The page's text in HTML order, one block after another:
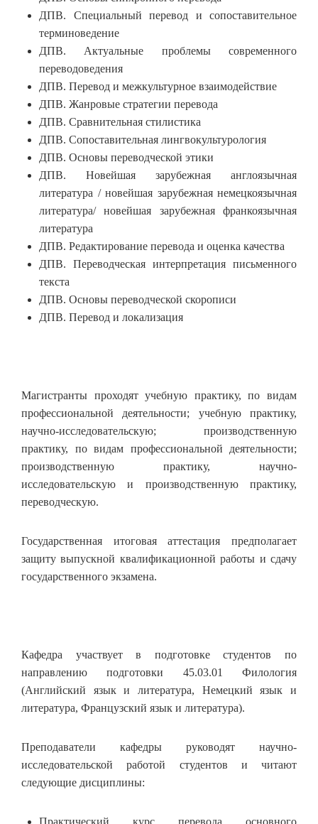
ДПВ. Специальный перевод и сопоставительное
терминоведение
ДПВ. Актуальные проблемы современного
переводоведения
ДПВ. Перевод и межкультурное взаимодействие
ДПВ. Жанровые стратегии перевода
ДПВ. Сравнительная стилистика
ДПВ. Сопоставительная лингвокультурология
ДПВ. Основы переводческой этики
ДПВ. Новейшая зарубежная англоязычная
литература / новейшая зарубежная немецкоязычная
литература/ новейшая зарубежная франкоязычная
литература
ДПВ. Редактирование перевода и оценка качества
ДПВ. Переводческая интерпретация письменного
текста
ДПВ. Основы переводческой скорописи
ДПВ. Перевод и локализация
Магистранты проходят учебную практику, по видам
профессиональной деятельности; учебную практику,
научно-исследовательскую; производственную
практику, по видам профессиональной деятельности;
производственную практику, научно-
исследовательскую и производственную практику,
переводческую.
Государственная итоговая аттестация предполагает
защиту выпускной квалификационной работы и сдачу
государственного экзамена.
Кафедра участвует в подготовке студентов по
направлению подготовки 45.03.01 Филология
(Английский язык и литература, Немецкий язык и
литература, Французский язык и литература).
Преподаватели кафедры руководят научно-
исследовательской работой студентов и читают
следующие дисциплины:
Практический курс перевода основного